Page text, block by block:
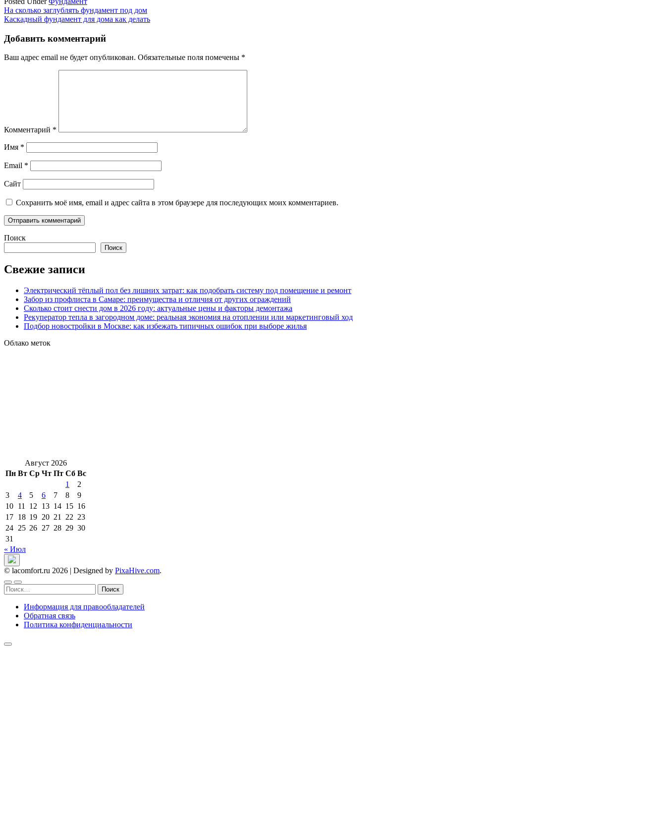
Навигация
по
записям
На сколько заглублять фундамент под дом
Каскадный фундамент для дома как делать
Добавить комментарий
Ваш адрес email не будет опубликован. Обязательные поля помечены *
Комментарий *
Имя *
Email *
Сайт
Сохранить моё имя, email и адрес сайта в этом браузере для последующих моих комментариев.
Поиск
Поиск
Свежие записи
Электрический тёплый пол без лишних затрат: как подобрать систему под помещение и ремонт
Забор из профлиста в Самаре: преимущества и отличия от других ограждений
Сколько стоит снести дом в 2026 году: актуальные цены и факторы демонтажа
Рекуператор тепла в загородном доме: реальная экономия на отоплении или маркетинговый ход
Подбор новостройки в Москве: как избежать типичных ошибок при выборе жилья
Облако меток
Август 2026
Пн Вт Ср Чт Пт Сб Вс
1
2
3
4 5 6 7 8
9
10 11 12 13 14 15 16
17 18 19 20 21 22 23
24 25 26 27 28 29 30
31
« Июл
© lacomfort.ru 2026 | Designed by PixaHive.com.
Найти:
Информация для правообладателей
Обратная связь
Политика конфиденциальности